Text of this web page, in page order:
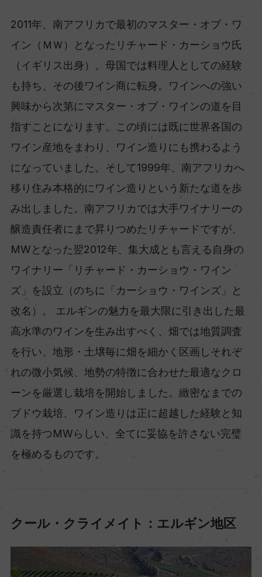
2011年、南アフリカで最初のマスター・オブ・ワ
イン（ＭＷ）となったリチャード・カーショウ氏
（イギリス出身）。母国では料理人としての経験
も持ち、その後ワイン商に転身。ワインへの強い
興味から次第にマスター・オブ・ワインの道を目
指すことになります。この頃には既に世界各国の
ワイン産地をまわり、ワイン造りにも携わるよう
になっていました。そして1999年、南アフリカへ
移り住み本格的にワイン造りという新たな道を歩
み出しました。南アフリカでは大手ワイナリーの
醸造責任者にまで昇りつめたリチャードですが、
MWとなった翌2012年、集大成とも言える自身の
ワイナリー「リチャード・カーショウ・ワイン
ズ」を設立（のちに「カーショウ・ワインズ」と
改名）。 エルギンの魅力を最大限に引き出した最
高水準のワインを生み出すべく、畑では地質調査
を行い、地形・土壌毎に畑を細かく区画しそれぞ
れの微小気候、地勢の特徴に合わせた最適なクロ
ーンを厳選し栽培を開始しました。緻密なまでの
ブドウ栽培、ワイン造りは正に超越した経験と知
識を持つMWらしい、全てに妥協を許さない完璧
を極めるものです。
クール・クライメイト：エルギン地区